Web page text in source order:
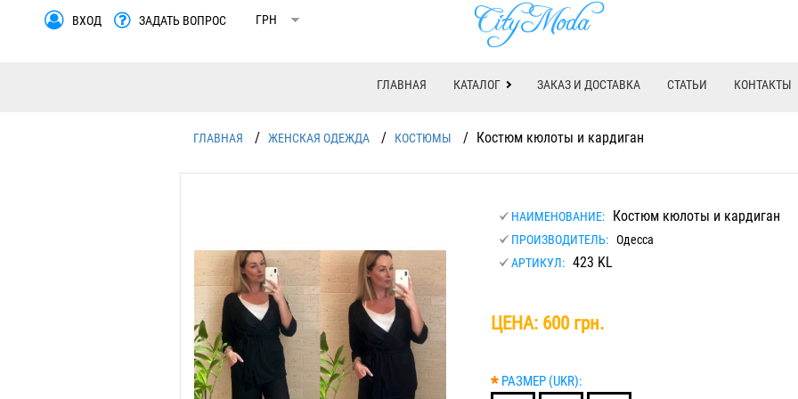
ВХОД ЗАДАТЬ ВОПРОС
ГЛАВНАЯ КАТАЛОГ ЗАКАЗ И ДОСТАВКА СТАТЬИ КОНТАКТЫ
ГЛАВНАЯ / ЖЕНСКАЯ ОДЕЖДА / КОСТЮМЫ / Костюм кюлоты и кардиган
НАИМЕНОВАНИЕ: Костюм кюлоты и кардиган
ПРОИЗВОДИТЕЛЬ: Одесса
АРТИКУЛ: 423 KL
ЦЕНА: 600 грн.
* РАЗМЕР (UKR):